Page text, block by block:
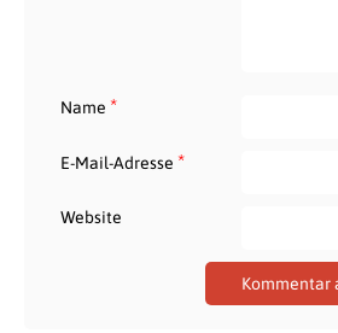
Name *
E-Mail-Adresse *
Website